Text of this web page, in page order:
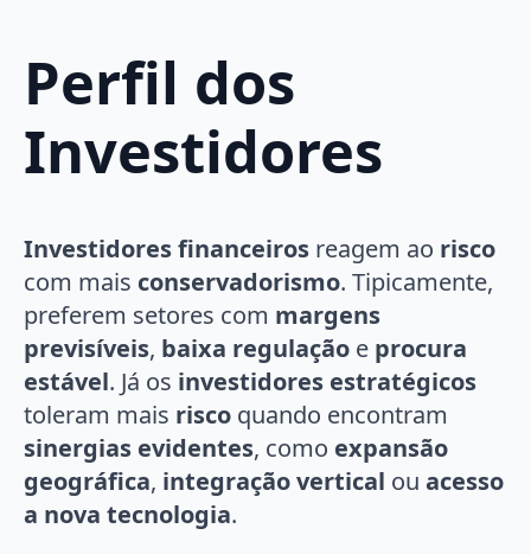
Perfil dos
Investidores
Investidores financeiros reagem ao risco
com mais conservadorismo. Tipicamente,
preferem setores com margens
previsíveis, baixa regulação e procura
estável. Já os investidores estratégicos
toleram mais risco quando encontram
sinergias evidentes, como expansão
geográfica, integração vertical ou acesso
a nova tecnologia.